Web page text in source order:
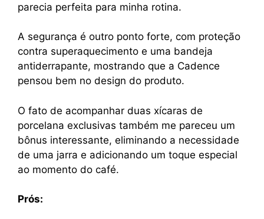
parecia perfeita para minha rotina.
A segurança é outro ponto forte, com proteção
contra superaquecimento e uma bandeja
antiderrapante, mostrando que a Cadence
pensou bem no design do produto.
O fato de acompanhar duas xícaras de
porcelana exclusivas também me pareceu um
bônus interessante, eliminando a necessidade
de uma jarra e adicionando um toque especial
ao momento do café.
Prós: